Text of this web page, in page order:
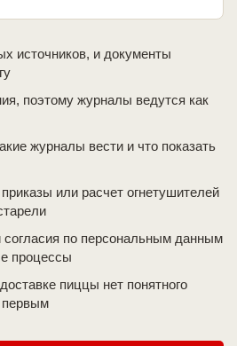
источников, и документы
поэтому журналы ведутся как
журналы вести и что показать
или расчет огнетушителей
по персональным данным
процессы
пиццы нет понятного
первым